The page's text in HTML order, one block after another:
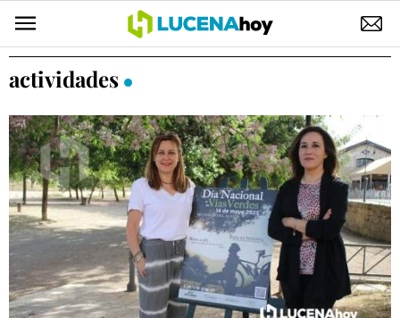
POLÍTICA
ELECCIONES
SUCESOS
ECONOMÍA
DESARROLLO LOCAL
LUCENA EMPRESAS
actividades